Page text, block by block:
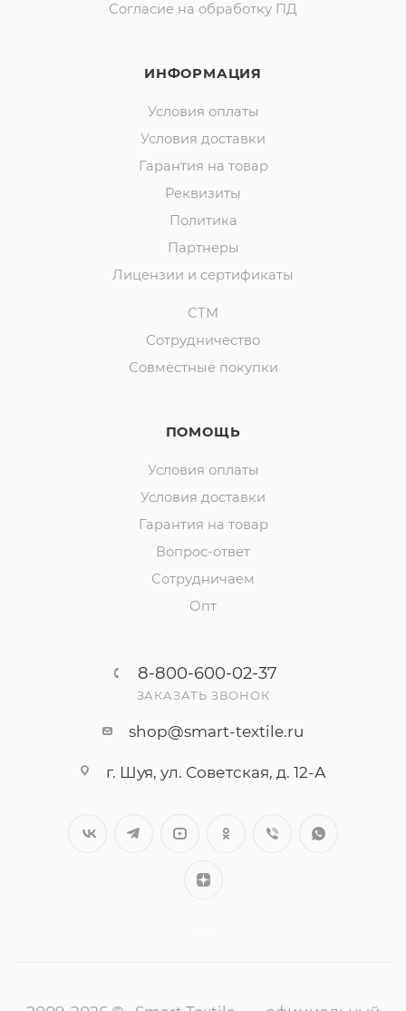
Согласие на обработку ПД
ИНФОРМАЦИЯ
Условия оплаты
Условия доставки
Гарантия на товар
Реквизиты
Политика
Партнеры
Лицензии и сертификаты
СТМ
Сотрудничество
Совместные покупки
ПОМОЩЬ
Условия оплаты
Условия доставки
Гарантия на товар
Вопрос-ответ
Сотрудничаем
Опт
8-800-600-02-37
ЗАКАЗАТЬ ЗВОНОК
shop@smart-textile.ru
г. Шуя, ул. Советская, д. 12-А